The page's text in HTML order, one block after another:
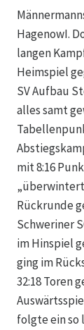
HagenowI.
langen
Heimspiel
SV Aufbau
alles samt
mit 8:16
Rückrunde
Schweriner
im Hinspiel
ging im
32:18 Toren
folgte ein so